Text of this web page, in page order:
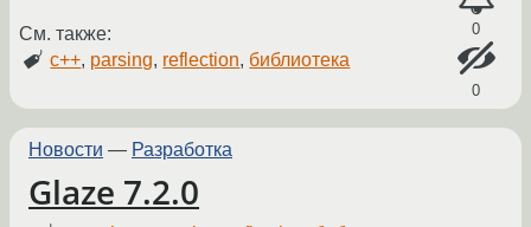
0
0
См. также:
c++, parsing, reflection, библиотека
Новости — Разработка
Glaze 7.2.0